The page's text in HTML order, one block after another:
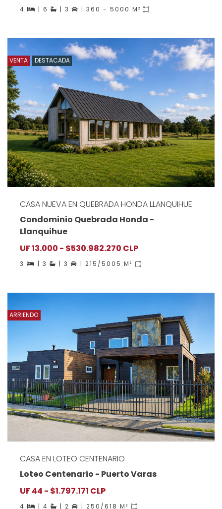
4 | 6 | 3 | 360 - 5000 M²
VENTA DESTACADA
CASA NUEVA EN QUEBRADA HONDA LLANQUIHUE
Condominio Quebrada Honda -
Llanquihue
UF 13.000 - $530.982.270 CLP
3 | 3 | 3 | 215/5005 M²
ARRIENDO
CASA EN LOTEO CENTENARIO
Loteo Centenario - Puerto Varas
UF 44 - $1.797.171 CLP
4 | 4 | 2 | 250/618 M²